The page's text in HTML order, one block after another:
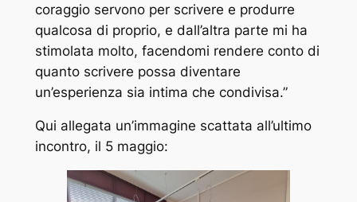
coraggio servono per scrivere e produrre
qualcosa di proprio, e dall’altra parte mi ha
stimolata molto, facendomi rendere conto di
quanto scrivere possa diventare
un’esperienza sia intima che condivisa.”
Qui allegata un’immagine scattata all’ultimo
incontro, il 5 maggio: